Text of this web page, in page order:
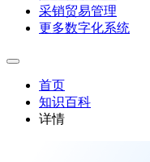
采销贸易管理
更多数字化系统
首页
知识百科
详情